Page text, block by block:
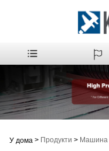
У дома > Продукти > Машина